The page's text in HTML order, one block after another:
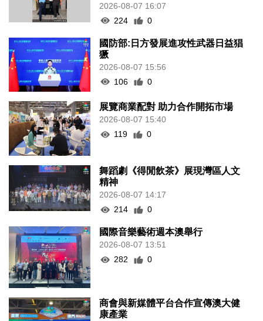
2026-08-07 16:07
224
0
國防部:日方發展進攻性武器日益猖
獗
2026-08-07 15:56
106
0
展覽商業配對 助力合作開拓市場
2026-08-07 15:40
119
0
舞蹈劇《得閒飲茶》展現灣區人文
精神
2026-08-07 14:17
214
0
國際音樂藝術週本澳舉行
2026-08-07 13:51
282
0
商會與新媒體平台合作宣傳澳大健
康產業